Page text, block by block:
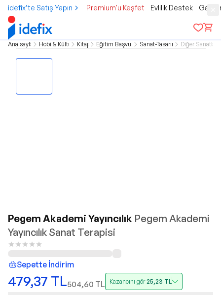
idefix’te Satış Yapın Premium'u Keşfet Evlilik Destek
Ana sayfa Hobi & Kültür Kitap Eğitim Başvuru Sanat-Tasarım Diğer Sanatlar
Pegem Akademi Yayıncılık Pegem Akademi
Yayıncılık Sanat Terapisi
Sepette İndirim
479,37 TL504,60 TL Kazancını gör25,23 TL